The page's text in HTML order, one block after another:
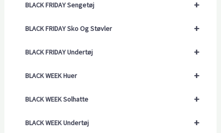
+
BLACK FRIDAY Sengetøj
+
BLACK FRIDAY Sko Og Støvler
+
BLACK FRIDAY Undertøj
+
BLACK WEEK Huer
+
BLACK WEEK Solhatte
+
BLACK WEEK Undertøj